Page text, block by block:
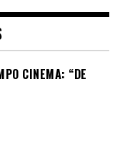
CINEMA: “DE